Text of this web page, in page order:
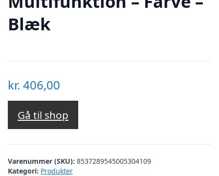
Blæk
kr. 406,00
Gå til shop
Varenummer (SKU): 8537289545005304109
Kategori: Produkter